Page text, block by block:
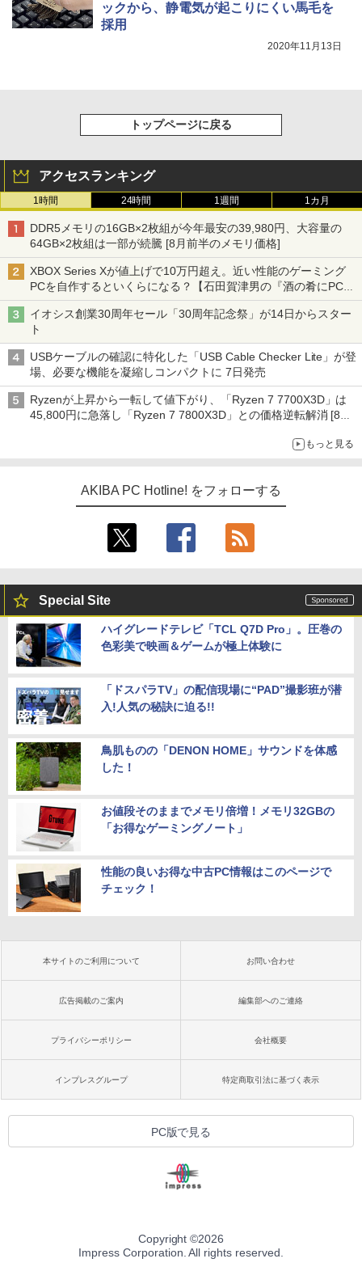
ックから、静電気が起こりにくい馬毛を
採用
2020年11月13日
トップページに戻る
アクセスランキング
1時間 24時間 1週間 1カ月
DDR5メモリの16GB×2枚組が今年最安の39,980円、大容量の
64GB×2枚組は一部が続騰 [8月前半のメモリ価格]
XBOX Series Xが値上げで10万円超え。近い性能のゲーミング
PCを自作するといくらになる？【石田賀津男の『酒の肴にPCゲ
ーム』】
イオシス創業30周年セール「30周年記念祭」が14日からスター
ト
USBケーブルの確認に特化した「USB Cable Checker Lite」が登
場、必要な機能を凝縮しコンパクトに 7日発売
Ryzenが上昇から一転して値下がり、「Ryzen 7 7700X3D」は
45,800円に急落し「Ryzen 7 7800X3D」との価格逆転解消 [8月
もっと見る
AKIBA PC Hotline! をフォローする
Special Site
ハイグレードテレビ「TCL Q7D Pro」。圧巻の
色彩美で映画＆ゲームが極上体験に
「ドスパラTV」の配信現場に“PAD”撮影班が潜
入!人気の秘訣に迫る!!
鳥肌ものの「DENON HOME」サウンドを体感
した！
お値段そのままでメモリ倍増！メモリ32GBの
「お得なゲーミングノート」
性能の良いお得な中古PC情報はこのページで
チェック！
本サイトのご利用について お問い合わせ
広告掲載のご案内 編集部へのご連絡
プライバシーポリシー 会社概要
インプレスグループ 特定商取引法に基づく表示
PC版で見る
Copyright ©2026
Impress Corporation. All rights reserved.